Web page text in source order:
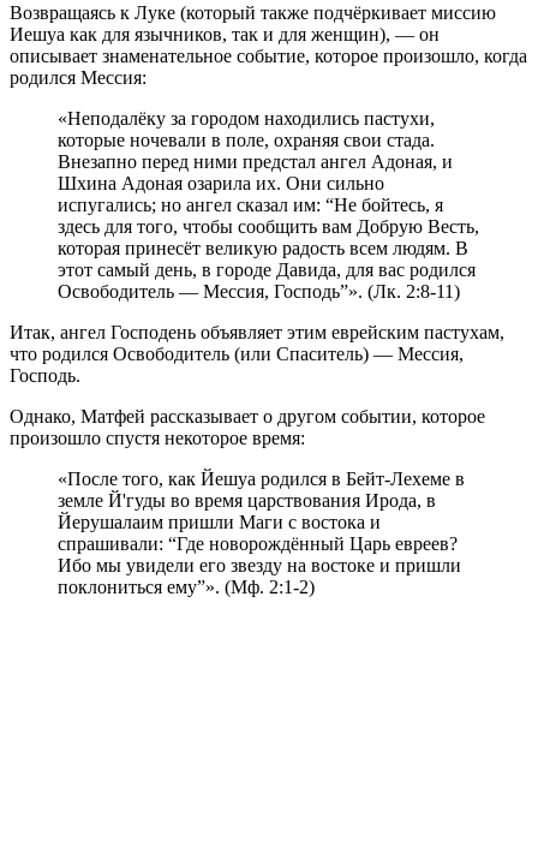
Возвращаясь к Луке (который также подчёркивает миссию
Иешуа как для язычников, так и для женщин), — он
описывает знаменательное событие, которое произошло, когда
родился Мессия:
«Неподалёку за городом находились пастухи,
которые ночевали в поле, охраняя свои стада.
Внезапно перед ними предстал ангел Адоная, и
Шхина Адоная озарила их. Они сильно
испугались; но ангел сказал им: “Не бойтесь, я
здесь для того, чтобы сообщить вам Добрую Весть,
которая принесёт великую радость всем людям. В
этот самый день, в городе Давида, для вас родился
Освободитель — Мессия, Господь”». (Лк. 2:8-11)
Итак, ангел Господень объявляет этим еврейским пастухам,
что родился Освободитель (или Спаситель) — Мессия,
Господь.
Однако, Матфей рассказывает о другом событии, которое
произошло спустя некоторое время:
«После того, как Йешуа родился в Бейт-Лехеме в
земле Й'гуды во время царствования Ирода, в
Йерушалаим пришли Маги с востока и
спрашивали: “Где новорождённый Царь евреев?
Ибо мы увидели его звезду на востоке и пришли
поклониться ему”». (Мф. 2:1-2)